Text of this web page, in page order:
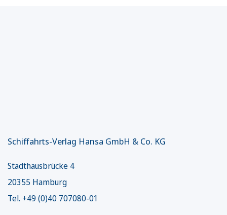
Schiffahrts-Verlag Hansa GmbH & Co. KG
Stadthausbrücke 4
20355 Hamburg
Tel. +49 (0)40 707080-01